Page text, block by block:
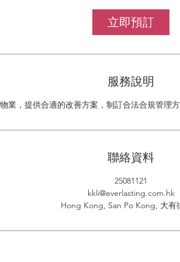
立即預訂
服務說明
業，提供合適的改善方案，制訂合法合規管理
聯絡資料
25081121
kkli@everlasting.com.hk
Hong Kong, San Po Kong, 大有